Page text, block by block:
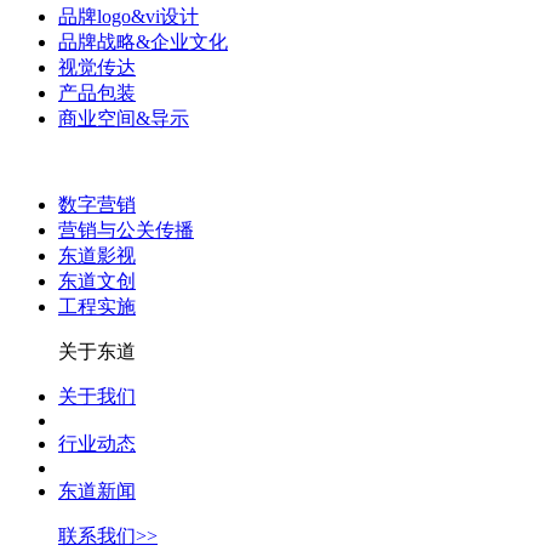
品牌logo&vi设计
品牌战略&企业文化
视觉传达
产品包装
商业空间&导示
数字营销
营销与公关传播
东道影视
东道文创
工程实施
关于东道
关于我们
行业动态
东道新闻
联系我们>>